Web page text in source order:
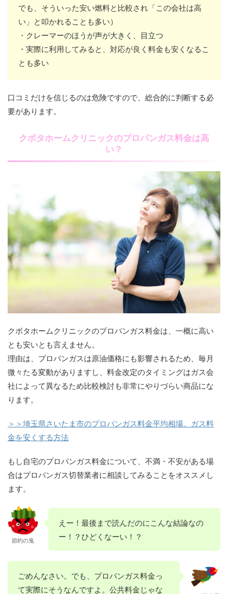
でも、そういった安い燃料と比較され「この会社は高
い」と叩かれることも多い）
・クレーマーのほうが声が大きく、目立つ
・実際に利用してみると、対応が良く料金も安くなるこ
とも多い
口コミだけを信じるのは危険ですので、総合的に判断する必
要があります。
クボタホームクリニックのプロパンガス料金は高
い？
クボタホームクリニックのプロパンガス料金は、一概に高い
とも安いとも言えません。
理由は、プロパンガスは原油価格にも影響されるため、毎月
微々たる変動がありますし、料金改定のタイミングはガス会
社によって異なるため比較検討も非常にやりづらい商品にな
ります。
＞＞埼玉県さいたま市のプロパンガス料金平均相場。ガス料
金を安くする方法
もし自宅のプロパンガス料金について、不満・不安がある場
合はプロパンガス切替業者に相談してみることをオススメし
ます。
節約の鬼
えー！最後まで読んだのにこんな結論なの
ー！？ひどくなーい！？
ごめんなさい。でも、プロパンガス料金っ
て実際にそうなんですよ。公共料金じゃな